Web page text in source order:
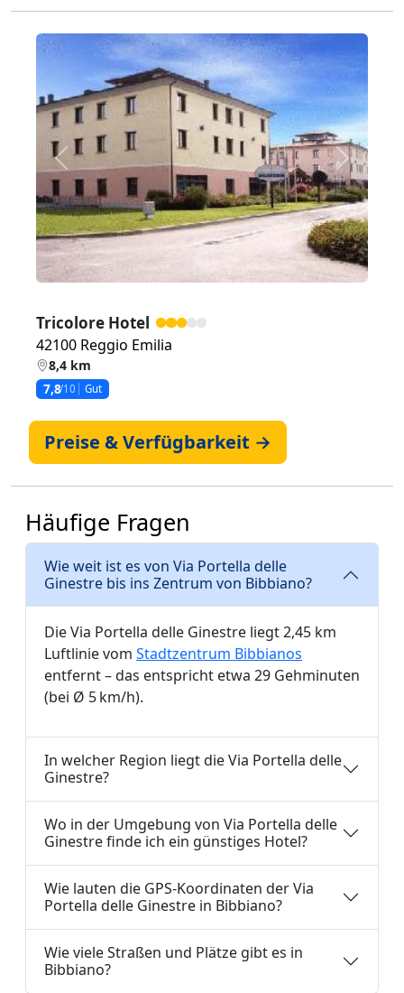
Zurück Weiter
Tricolore Hotel
42100 Reggio Emilia
8,4 km
7,8/10 Gut
Preise & Verfügbarkeit →
Häufige Fragen
Wie weit ist es von Via Portella delle
Ginestre bis ins Zentrum von Bibbiano?
Die Via Portella delle Ginestre liegt 2,45 km
Luftlinie vom Stadtzentrum Bibbianos
entfernt – das entspricht etwa 29 Gehminuten
(bei Ø 5 km/h).
In welcher Region liegt die Via Portella delle
Ginestre?
Wo in der Umgebung von Via Portella delle
Ginestre finde ich ein günstiges Hotel?
Wie lauten die GPS-Koordinaten der Via
Portella delle Ginestre in Bibbiano?
Wie viele Straßen und Plätze gibt es in
Bibbiano?